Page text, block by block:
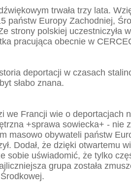
trwała trzy lata.
państw Europy Zachodniej,
strony polskiej uczestniczyła
pracująca obecnie w
deportacji w czasach
słabo znana.
we Francji wie o deportacjach
+sprawa sowiecka+ - nie
masowo obywateli państw
Dodał, że dzięki otwartemu
sobie uświadomić, że tylko
grupa została